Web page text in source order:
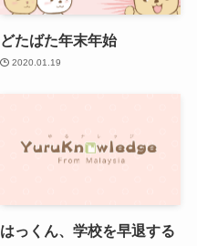
どたばた年末年始
2020.01.19
はっくん、学校を早退する